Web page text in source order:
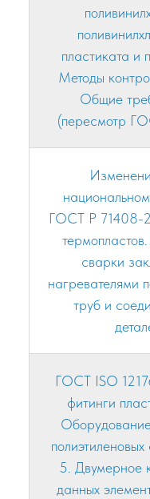
пластиката и
Методы
Общие
(пересмотр
ГОСТ Р 71408-
сварки
нагревателями
труб и
ГОСТ ISO
фитинги
5. Двумерное
данных